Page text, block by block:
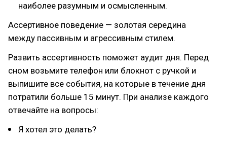
наиболее разумным и осмысленным.
Ассертивное поведение — золотая середина
между пассивным и агрессивным стилем.
Развить ассертивность поможет аудит дня. Перед
сном возьмите телефон или блокнот с ручкой и
выпишите все события, на которые в течение дня
потратили больше 15 минут. При анализе каждого
отвечайте на вопросы:
Я хотел это делать?